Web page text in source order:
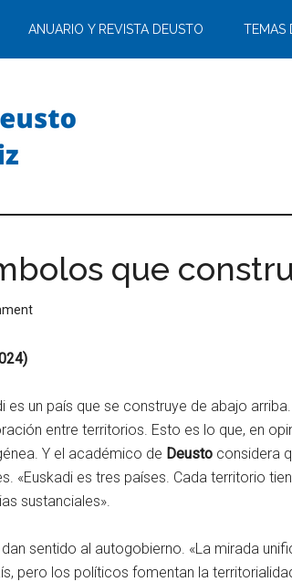
ANUARIO Y REVISTA DEUSTO TEMAS
que
es un país que se construye de abajo
entre territorios. Esto es lo que, en
Y el académico de Deusto considera
«Euskadi es tres países. Cada territorio
sustanciales».
sentido al autogobierno. «La mirada
pero los políticos fomentan la